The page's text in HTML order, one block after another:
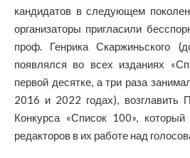
кандидатов в следующем
организаторы пригласили
проф. Генрика Скаржиньского
появлялся во всех изданиях
первой десятке, а три раза
2016 и 2022 годах), возглавить
Конкурса «Список 100»,
редакторов в их работе над